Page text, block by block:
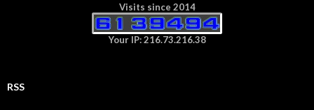
Visits since 2014
Your IP: 216.73.216.38
RSS